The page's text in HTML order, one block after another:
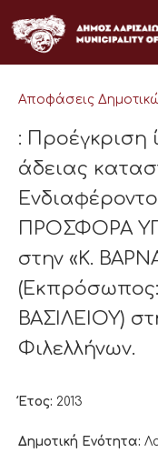
στο
περιεχόμενο
Αποφάσεις
: Προέγκριση
άδειας
ΠΡΟΣΦΟΡΑ
στην «Κ.
ΒΑΣΙΛΕΙΟΥ)
Φιλελλήνων.
Έτος: 2013
Δημοτική Ενότητα: